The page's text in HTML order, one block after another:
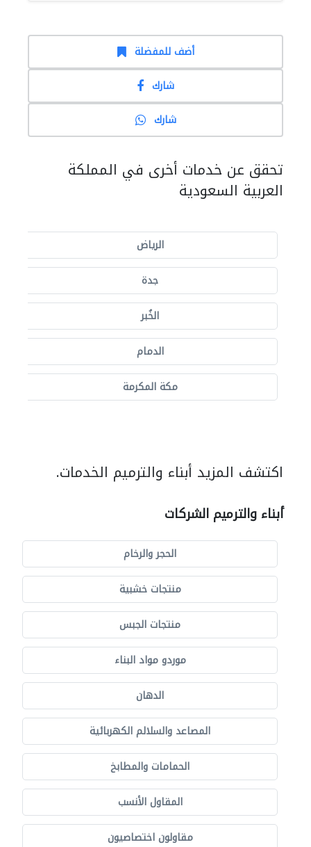
أضف للمفضلة
شارك
شارك
تحقق عن خدمات أخرى في المملكة
العربية السعودية
الرياض
جدة
الخُبر
الدمام
مكة المكرمة
اكتشف المزيد أبناء والترميم الخدمات.
أبناء والترميم الشركات
الحجر والرخام
منتجات خشبية
منتجات الجبس
موردو مواد البناء
الدهان
المصاعد والسلالم الكهربائية
الحمامات والمطابخ
المقاول الأنسب
مقاولون اختصاصيون